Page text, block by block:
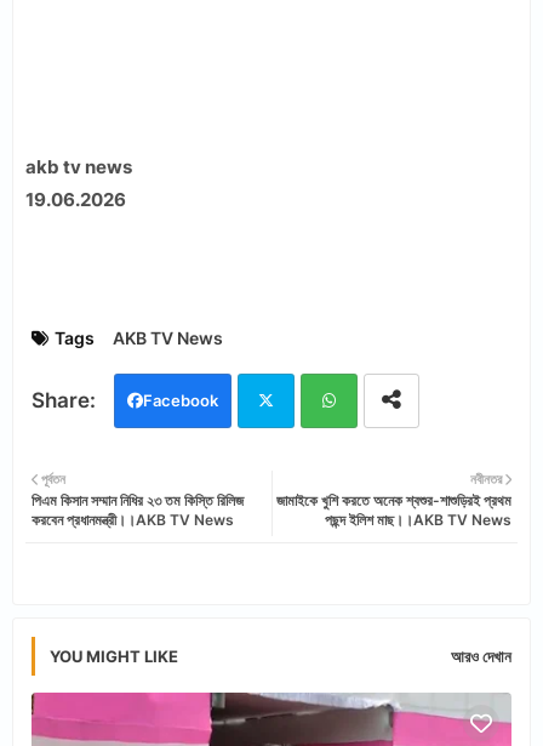
akb tv news
19.06.2026
Tags AKB TV News
Facebook
tter ats
নবীনতর
জামাইকে খুশি করতে অনেক শ্বশুর-শাশুড়িরই প্রথম
পছন্দ ইলিশ মাছ।।AKB TV News
পূর্বতন
পিএম কিসান সম্মান নিধির ২৩ তম কিস্তি রিলিজ
করবেন প্রধানমন্ত্রী।।AKB TV News
YOU MIGHT LIKE আরও দেখান